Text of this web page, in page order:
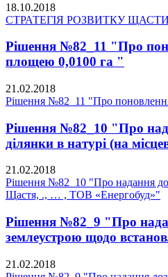
18.10.2018
СТРАТЕГІЯ РОЗВИТКУ
Рішення №82_11 "Про
площею 0,0100 га "
21.02.2018
Рішення №82_11 "Про поновлення
Рішення №82_10 "Про
ділянки в натурі (на
21.02.2018
Рішення №82_10 "Про надання
Щастя, ., … , ТОВ «Енергобуд»"
Рішення №82_9 "Про
землеустрою щодо
21.02.2018